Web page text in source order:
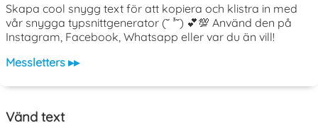
Skapa cool snygg text för att kopiera och klistra in med
vår snygga typsnittgenerator (˘ ³˘) 💕💯 Använd den på
Instagram, Facebook, Whatsapp eller var du än vill!
Messletters ▸▸
Vänd text